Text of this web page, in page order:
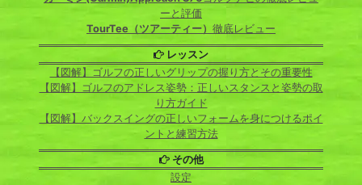
ーと評価
TourTee（ツアーティー） 徹底レビュー
レッスン
【図解】ゴルフの正しいグリップの握り方とその重要性
【図解】ゴルフのアドレス姿勢：正しいスタンスと姿勢の取
り方ガイド
【図解】バックスイングの正しいフォームを身につけるポイ
ントと練習方法
その他
設定